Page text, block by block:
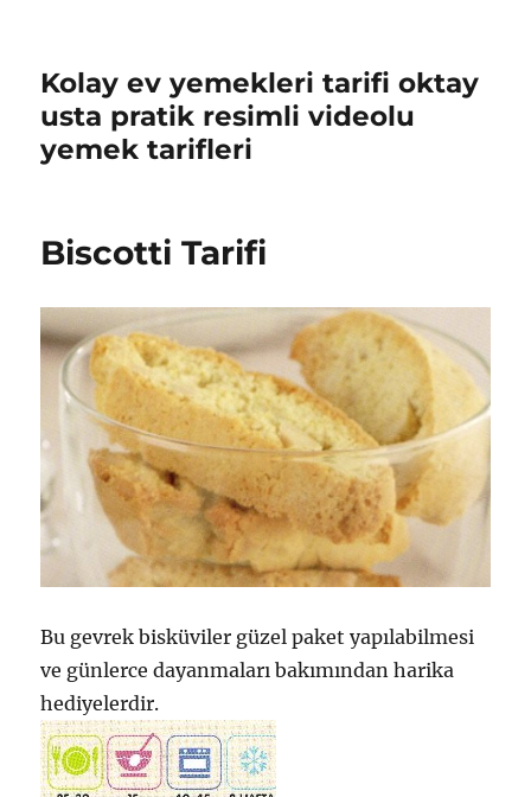
Kolay ev yemekleri tarifi oktay
usta pratik resimli videolu
yemek tarifleri
Biscotti Tarifi
Bu gevrek bisküviler güzel paket yapılabilmesi
ve günlerce dayanmaları bakımından harika
hediyelerdir.